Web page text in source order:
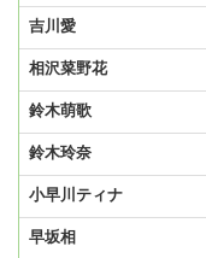
吉川愛
相沢菜野花
鈴木萌歌
鈴木玲奈
小早川ティナ
早坂相